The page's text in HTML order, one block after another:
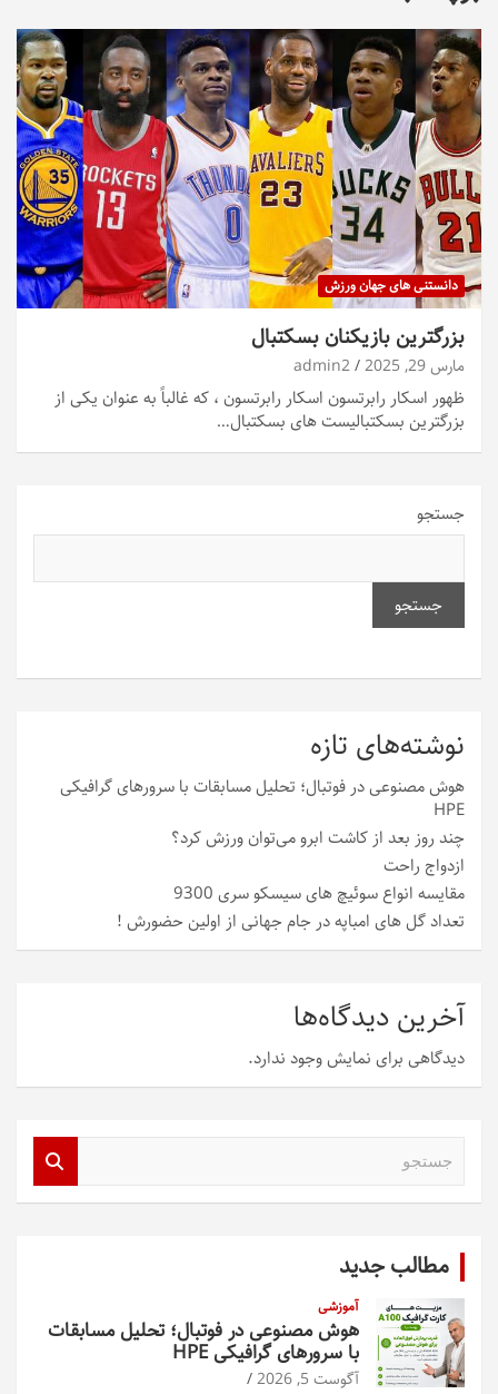
دانستنی های جهان ورزش
بزرگترین بازیکنان بسکتبال
مارس 29, 2025 admin2
ظهور اسکار رابرتسون اسکار رابرتسون ، که غالباً به عنوان یکی از
بزرگترین بسکتبالیست های بسکتبال…
جستجو
جستجو
نوشته‌های تازه
هوش مصنوعی در فوتبال؛ تحلیل مسابقات با سرورهای گرافیکی
HPE
چند روز بعد از کاشت ابرو می‌توان ورزش کرد؟
ازدواج راحت
مقایسه انواع سوئیچ های سیسکو سری 9300
تعداد گل های امباپه در جام جهانی از اولین حضورش !
آخرین دیدگاه‌ها
دیدگاهی برای نمایش وجود ندارد.
مطالب جدید
آموزشی
هوش مصنوعی در فوتبال؛ تحلیل مسابقات
با سرورهای گرافیکی HPE
آگوست 5, 2026